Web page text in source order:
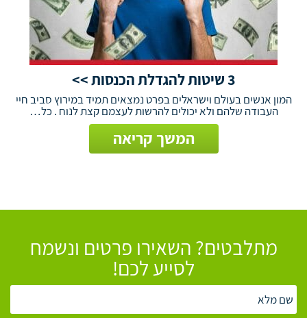
3 שיטות להגדלת הכנסות >>
המון אנשים בעולם וישראלים בפרט נמצאים תמיד במירוץ סביב חיי
העבודה שלהם ולא יכולים להרשות לעצמם קצת לנוח . כל…
המשך קריאה
מתלבטים? השאירו פרטים ונשמח
לסייע לכם!